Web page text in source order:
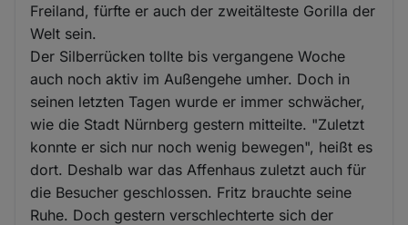
Freiland, fürfte er auch der zweitälteste Gorilla der
Welt sein.
Der Silberrücken tollte bis vergangene Woche
auch noch aktiv im Außengehe umher. Doch in
seinen letzten Tagen wurde er immer schwächer,
wie die Stadt Nürnberg gestern mitteilte. "Zuletzt
konnte er sich nur noch wenig bewegen", heißt es
dort. Deshalb war das Affenhaus zuletzt auch für
die Besucher geschlossen. Fritz brauchte seine
Ruhe. Doch gestern verschlechterte sich der